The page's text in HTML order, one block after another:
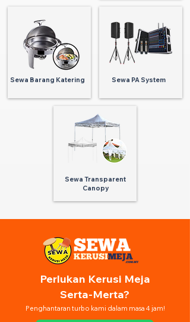
Sewa Barang Katering Sewa PA System
Sewa Transparent
Canopy
Perlukan Kerusi Meja
Serta-Merta?
Penghantaran turbo kami dalam masa 4 jam!